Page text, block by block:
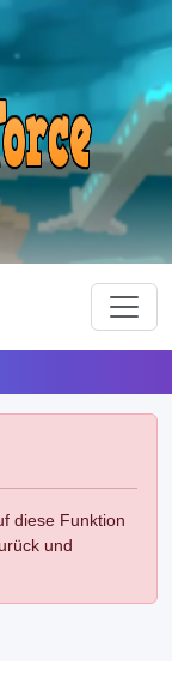
diese Funktion
und